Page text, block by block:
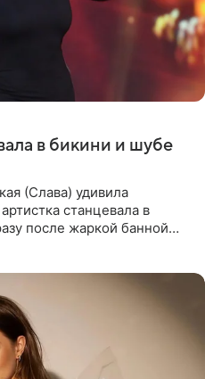
в бикини и шубе
(Слава) удивила
станцевала в
после жаркой банной